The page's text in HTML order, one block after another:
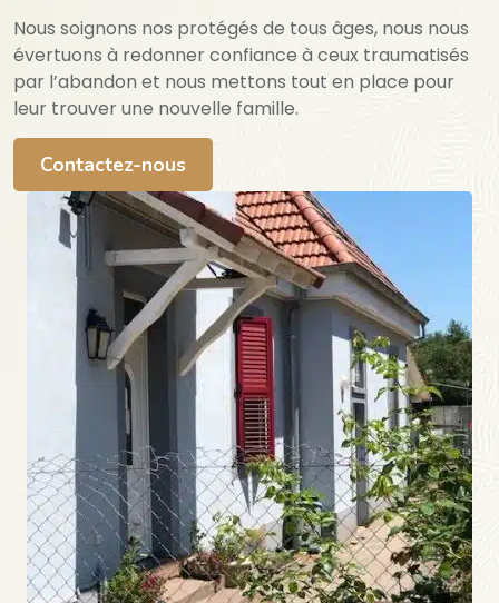
Nous soignons nos protégés de tous âges, nous nous
évertuons à redonner confiance à ceux traumatisés
par l’abandon et nous mettons tout en place pour
leur trouver une nouvelle famille.
Contactez-nous